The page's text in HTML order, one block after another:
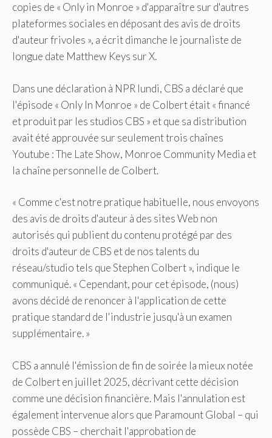
copies de « Only in Monroe » d'apparaître sur d'autres
plateformes sociales en déposant des avis de droits
d'auteur frivoles », a écrit dimanche le journaliste de
longue date Matthew Keys sur X.
Dans une déclaration à NPR lundi, CBS a déclaré que
l'épisode « Only In Monroe » de Colbert était « financé
et produit par les studios CBS » et que sa distribution
avait été approuvée sur seulement trois chaînes
Youtube : The Late Show, Monroe Community Media et
la chaîne personnelle de Colbert.
« Comme c'est notre pratique habituelle, nous envoyons
des avis de droits d'auteur à des sites Web non
autorisés qui publient du contenu protégé par des
droits d'auteur de CBS et de nos talents du
réseau/studio tels que Stephen Colbert », indique le
communiqué. « Cependant, pour cet épisode, (nous)
avons décidé de renoncer à l'application de cette
pratique standard de l'industrie jusqu'à un examen
supplémentaire. »
CBS a annulé l'émission de fin de soirée la mieux notée
de Colbert en juillet 2025, décrivant cette décision
comme une décision financière. Mais l'annulation est
également intervenue alors que Paramount Global – qui
possède CBS – cherchait l'approbation de